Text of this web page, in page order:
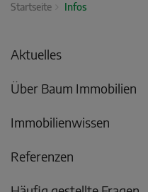
Startseite Infos
Aktuelles
Über Baum Immobilien
Immobilienwissen
Referenzen